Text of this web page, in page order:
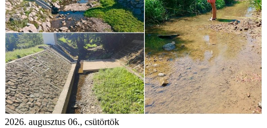
2026. augusztus 06., csütörtök